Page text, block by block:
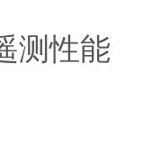
测性能